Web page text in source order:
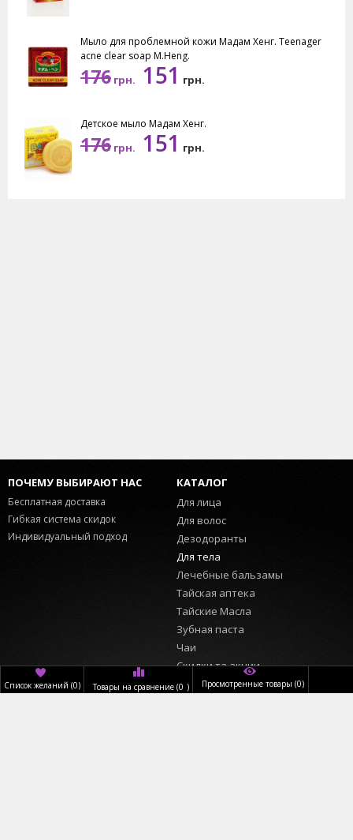
Мыло для проблемной кожи Мадам Хенг. Teenager
acne clear soap M.Heng.
176 грн. 151 грн.
Детское мыло Мадам Хенг.
176 грн. 151 грн.
ПОЧЕМУ ВЫБИРАЮТ НАС
Бесплатная доставка
Гибкая система скидок
Индивидуальный подход
КАТАЛОГ
Для лица
Для волос
Дезодоранты
Для тела
Лечебные бальзамы
Тайская аптека
Тайские Масла
Зубная паста
Чаи
Скидки та акции
ИНФОРМАЦИЯ
ПОЛЬЗОВАТЕЛЬ
Список желаний (0) Товары на сравнение (0 ) Просмотренные товары (0)